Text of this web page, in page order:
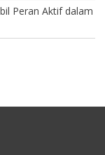
Peran Aktif dalam